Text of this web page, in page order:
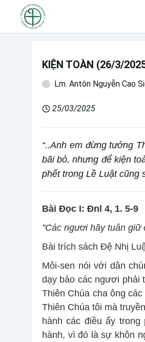
KIỆN TOÀN (26/3/
Lm. Antôn Nguyễn Cao
25/03/2025
“..Anh em đừng tưởng
bãi bỏ, nhưng để kiện
phết trong Lề Luật cũng
Bài Ðọc I: Ðnl 4, 1. 5-9
"Các ngươi hãy tuân giữ
Bài trích sách Ðệ Nhị
Môi-sen nói với dân
dạy bảo các ngươi phải
Thiên Chúa cha ông
Thiên Chúa tôi mà
hành các điều ấy
hành, vì đó là sự khôn